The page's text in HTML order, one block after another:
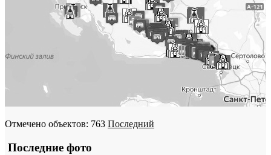
Отмечено объектов: 763 Последний
Последние фото